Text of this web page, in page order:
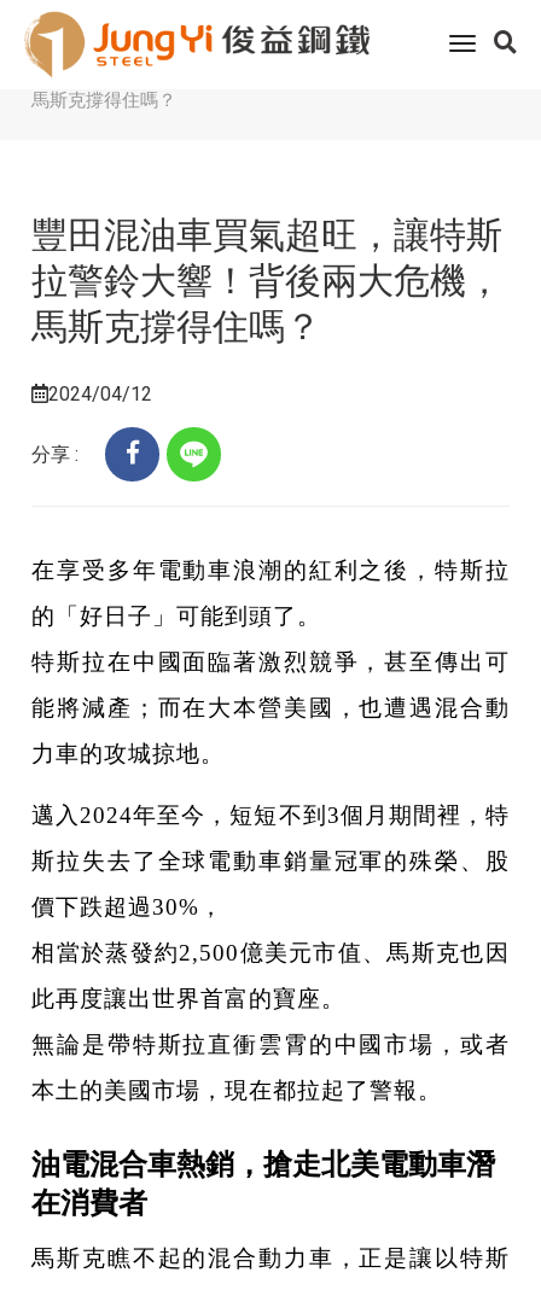
toggle
Home 客戶服務
科技趨勢
豐田混油車買氣超旺，讓特斯拉警鈴大響！背後兩大危機，
馬斯克撐得住嗎？
豐田混油車買氣超旺，讓特斯
拉警鈴大響！背後兩大危機，
馬斯克撐得住嗎？
2024/04/12
分享 :
在享受多年電動車浪潮的紅利之後，特斯拉
的「好日子」可能到頭了。
特斯拉在中國面臨著激烈競爭，甚至傳出可
能將減產；而在大本營美國，也遭遇混合動
力車的攻城掠地。
邁入2024年至今，短短不到3個月期間裡，特
斯拉失去了全球電動車銷量冠軍的殊榮、股
價下跌超過30%，
相當於蒸發約2,500億美元市值、馬斯克也因
此再度讓出世界首富的寶座。
無論是帶特斯拉直衝雲霄的中國市場，或者
本土的美國市場，現在都拉起了警報。
油電混合車熱銷，搶走北美電動車潛
在消費者
馬斯克瞧不起的混合動力車，正是讓以特斯